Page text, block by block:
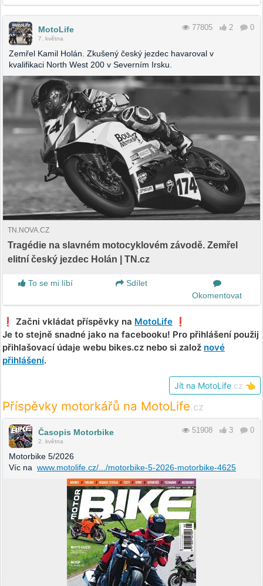
MotoLife
7. května
77805 2 0
Zemřel Kamil Holán. Zkušený český jezdec havaroval v
kvalifikaci North West 200 v Severním Irsku.
TN.NOVA.CZ
Tragédie na slavném motocyklovém závodě. Zemřel
elitní český jezdec Holán | TN.cz
To se mi líbí
Sdílet
Okomentovat
❗️ Začni vkládat příspěvky na MotoLife ❗️
Je to stejně snadné jako na facebooku! Pro přihlášení použij
přihlašovací údaje webu bikes.cz nebo si založ nové
přihlášení.
Jít na MotoLife .cz 👈
Příspěvky motorkářů na MotoLife.cz
Časopis Motorbike
2. května
51908 3 0
Motorbike 5/2026
Víc na www.motolife.cz/.../motorbike-5-2026-motorbike-4625